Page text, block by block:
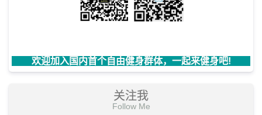
欢迎加入国内首个自由健身群体，一起来健身吧!
关注我
Follow Me